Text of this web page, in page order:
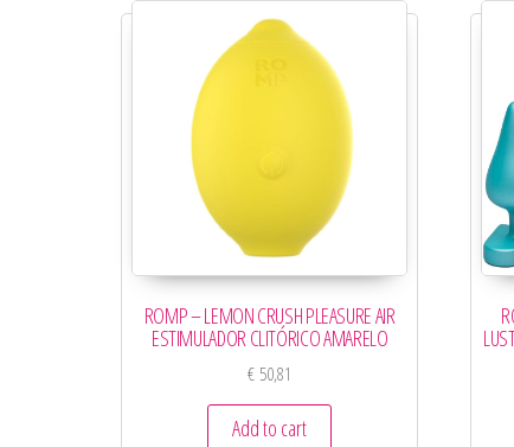
ROMP – LEMON CRUSH PLEASURE AIR
ESTIMULADOR CLITÓRICO AMARELO
€ 50,81
Add to cart